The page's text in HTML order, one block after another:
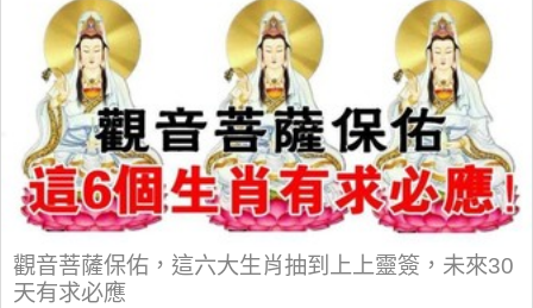
觀音菩薩保佑，這六大生肖抽到上上靈簽，未來30
天有求必應